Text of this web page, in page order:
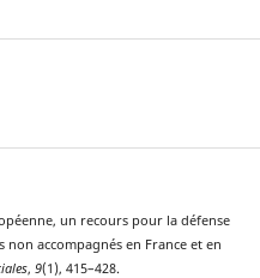
un recours pour la défense
accompagnés en France et en
, 9(1), 415–428.